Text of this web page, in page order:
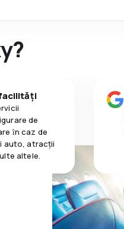
de
ȋn caz de
auto, atracții
altele.